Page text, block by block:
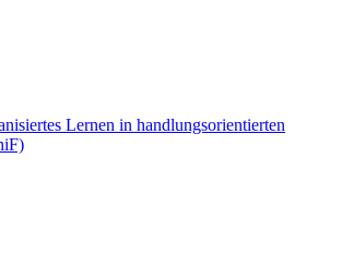
Lernen in handlungsorientierten